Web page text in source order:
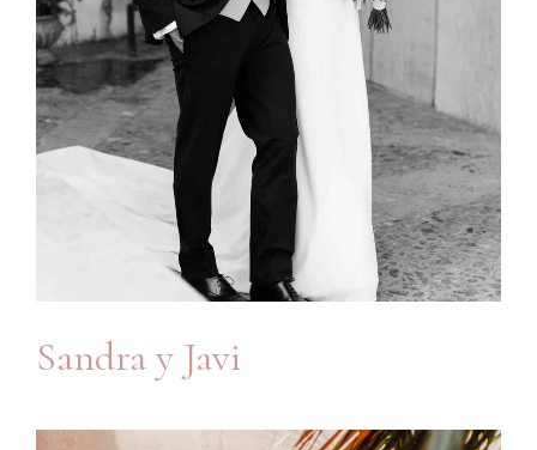
Sandra y Javi